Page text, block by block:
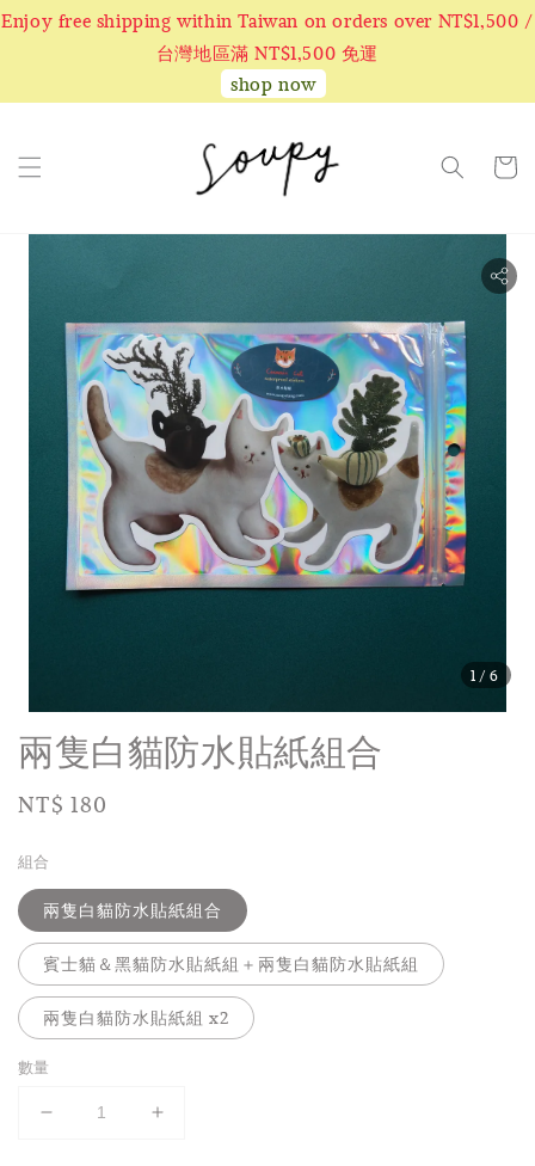
Enjoy free shipping within Taiwan on orders over NT$1,500 /
台灣地區滿 NT$1,500 免運
shop now
1 /6
兩隻白貓防水貼紙組合
Regular
NT$ 180
組合
兩隻白貓防水貼紙組合
賓士貓＆黑貓防水貼紙組＋兩隻白貓防水貼紙組
兩隻白貓防水貼紙組 x2
數量